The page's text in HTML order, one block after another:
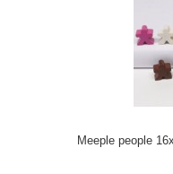
Meeple people